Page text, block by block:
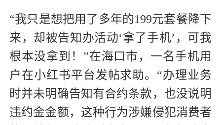
“我只是想把用了多年的199元套餐降下
来，却被告知办活动‘拿了手机’，可我
根本没拿到！”在海口市，一名手机用
户在小红书平台发帖求助。“办理业务
时并未明确告知有合约条款，也没说明
违约金金额，这种行为涉嫌侵犯消费者